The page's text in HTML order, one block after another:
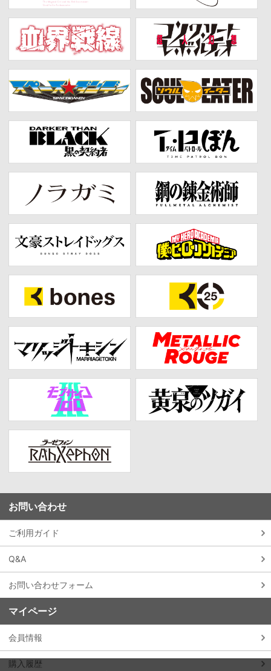
お問い合わせ
ご利用ガイド
Q&A
お問い合わせフォーム
マイページ
会員情報
購入履歴